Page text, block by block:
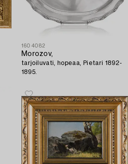
1604082
Morozov,
tarjoiluvati, hopeaa, Pietari 1892-
1895.